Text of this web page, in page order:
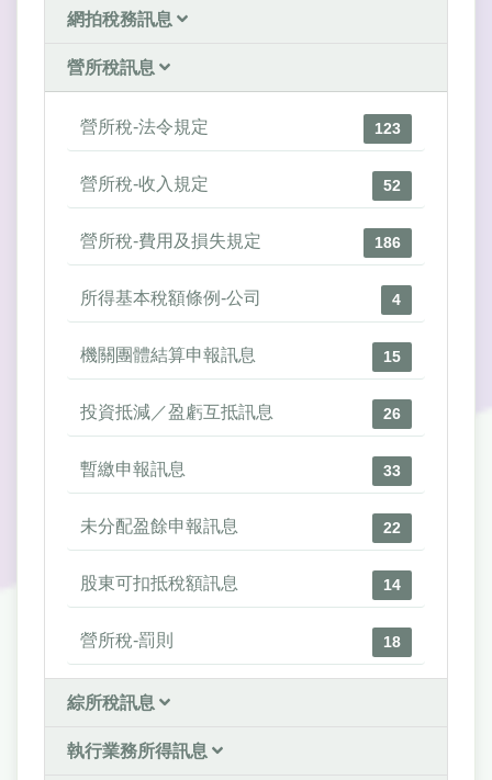
網拍稅務訊息
營所稅訊息
營所稅-法令規定 123
營所稅-收入規定 52
營所稅-費用及損失規定 186
所得基本稅額條例-公司 4
機關團體結算申報訊息 15
投資抵減／盈虧互抵訊息 26
暫繳申報訊息 33
未分配盈餘申報訊息 22
股東可扣抵稅額訊息 14
營所稅-罰則 18
綜所稅訊息
執行業務所得訊息